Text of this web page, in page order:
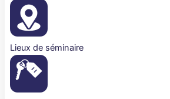
Lieux de séminaire